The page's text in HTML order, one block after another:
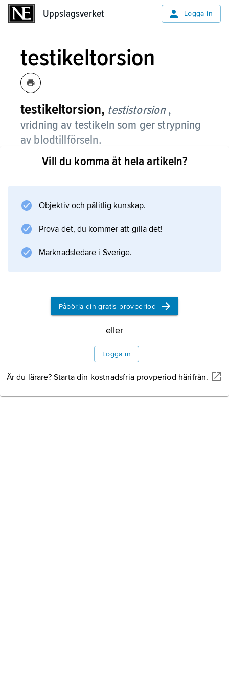
Uppslagsverket Logga in
testikeltorsion
testikeltorsion, testistorsion ,
vridning av testikeln som ger strypning
av blodtillförseln.
Tillståndet kan uppkomma i spädbarnsåldern
vid bitestikelinflammation. Testikeltorsion
testikelvävnaden inte skall förstöras.
Vill du komma åt hela artikeln?
Objektiv och pålitlig kunskap.
Prova det, du kommer att gilla det!
Marknadsledare i Sverige.
Påbörja din gratis provperiod
eller
Logga in
Är du lärare? Starta din kostnadsfria provperiod härifrån.